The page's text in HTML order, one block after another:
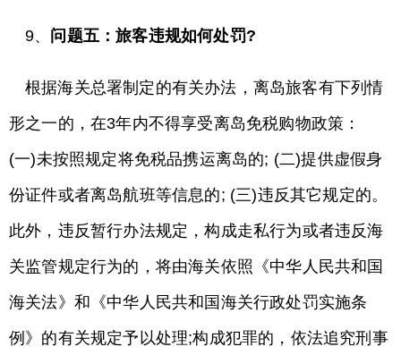
9、 问题五：旅客违规如何处罚?
根据海关总署制定的有关办法，离岛旅客有下列情
形之一的，在3年内不得享受离岛免税购物政策：
(一)未按照规定将免税品携运离岛的; (二)提供虚假身
份证件或者离岛航班等信息的; (三)违反其它规定的。
此外，违反暂行办法规定，构成走私行为或者违反海
关监管规定行为的，将由海关依照《中华人民共和国
海关法》和《中华人民共和国海关行政处罚实施条
例》的有关规定予以处理;构成犯罪的，依法追究刑事